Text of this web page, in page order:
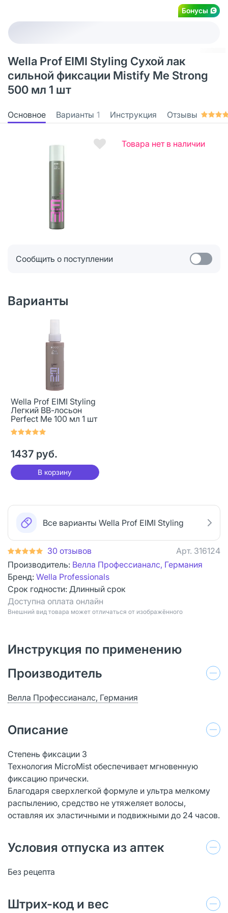
Бонусы
Wella Prof EIMI Styling Сухой лак
сильной фиксации Mistify Me Strong
500 мл 1 шт
Основное Варианты 1 Инструкция Отзывы
Товара нет в наличии
Сообщить о поступлении
Варианты
Wella Prof EIMI Styling
Легкий ВВ-лосьон
Perfect Me 100 мл 1 шт
1437 руб.
В корзину
Все варианты Wella Prof EIMI Styling
30 отзывов Арт. 316124
Производитель: Велла Профессианалс, Германия
Бренд: Wella Professionals
Срок годности: Длинный срок
Доступна оплата онлайн
Bнешний вид товара может отличаться от изображённого
Инструкция по применению
Производитель
Велла Профессианалс, Германия
Описание
Степень фиксации 3
Технология MicroMist обеспечивает мгновенную
фиксацию прически.
Благодаря сверхлегкой формуле и ультра мелкому
распылению, средство не утяжеляет волосы,
оставляя их эластичными и подвижными до 24 часов.
Условия отпуска из аптек
Без рецепта
Штрих-код и вес